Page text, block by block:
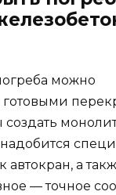
можно
готовыми
создать
автокран, а
— точное